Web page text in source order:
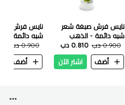
نايس فرش صبغة شعر
شبه دائمة - الذهب
الاصفر 200 مل
0.900 دب
0.810 دب
أضف
اشتر الآن
نايس فرش
شبه دائمة -
200 مل
0.900 دب
أضف